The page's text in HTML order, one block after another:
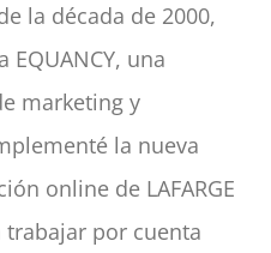
la década de 2000,
una
marketing y
la nueva
online de LAFARGE
trabajar por cuenta